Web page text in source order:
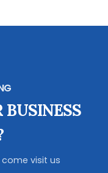
BUSINESS
visit us